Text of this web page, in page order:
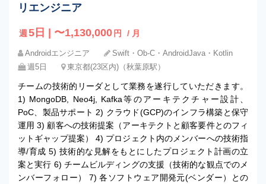
リエンジニア
週 5日 | 〜1,130,000 円 / 月
Androidエンジニア
Swift・Ob-C・AndroidJava・Kotlin
週5日
東京都(23区内)（秋葉原駅）
チームの技術的リーダとして業務を遂行していただきます。
1) MongoDB, Neo4j, Kafka等のアーキテクチャー設計、
PoC、製品サポート 2) クラウド(GCP)のインフラ構築と保守
運用 3) 顧客への技術提案（アーキテクトと顧客要件とのフィ
ットギャップ提案） 4) プロジェクト内のメンバーへの技術指
導/育成 5) 技術的な見解をもとにしたプロジェクト計画の立
案と実行 6) チームビルディングの支援（技術的な観点でのメ
ンバーフォロー） 7) 各ソフトウェア開発元(ベンダー）との